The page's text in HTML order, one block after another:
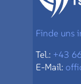
Finde uns
Tel.: +43
E-Mail: